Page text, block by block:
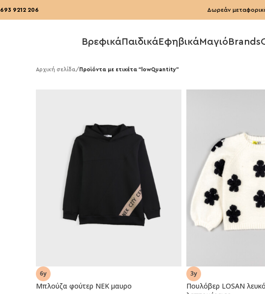
693 9212 206 Δωρεάν
Βρεφικά Παιδικά ΕφηβικάΜαγιό Brands
Αρχική σελίδα/ Προϊόντα με ετικέτα “lowQuantity”
-20%
Μπλούζα φούτερ NEK μαυρο -40%
Πουλόβερ LOSAN